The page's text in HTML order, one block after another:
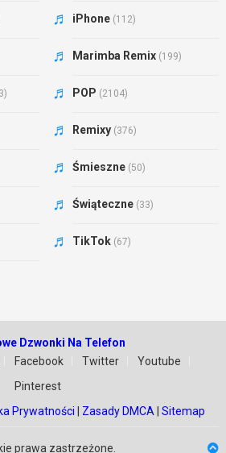
iPhone (112)
Marimba Remix (199)
POP (2104)
Remixy (376)
Śmieszne (50)
Świąteczne (33)
TikTok (67)
Dzwonki Na Telefon
Facebook Twitter
Youtube
Pinterest
Prywatności Zasady DMCA |Sitemap
prawa zastrzeżone.